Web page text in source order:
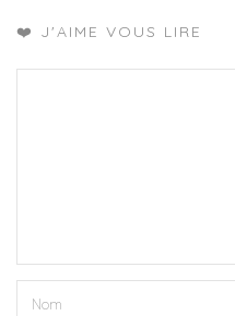
❤️ J'AIME VOUS LIRE